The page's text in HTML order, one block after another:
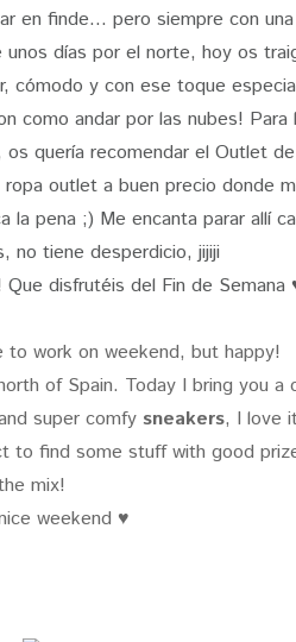
en finde... pero siempre con
días por el norte, hoy os
cómodo y con ese toque
como andar por las nubes! Para
quería recomendar el Outlet de
outlet a buen precio donde
la pena ;) Me encanta parar allí
no tiene desperdicio, jijiji
disfrutéis del Fin de Semana
to work on weekend, but happy!
of Spain. Today I bring you
super comfy sneakers, I love
to find some stuff with good
mix!
weekend ♥